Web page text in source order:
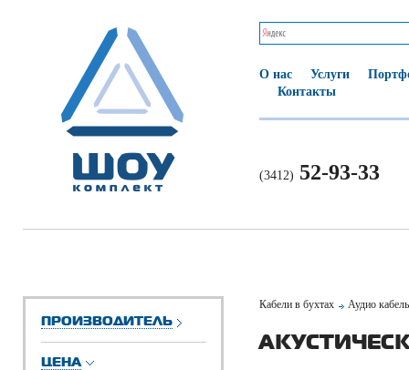
О нас Услуги
Контакты
(3412) 52-93-33
ПРОИЗВОДИТЕЛЬ
ЦЕНА
Кабели в бухтах Аудио кабель